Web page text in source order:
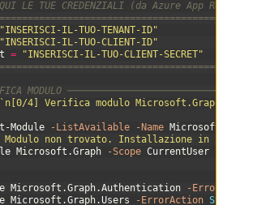
QUI LE TUE CREDENZIALI (da Azure App
"INSERISCI-IL-TUO-TENANT-ID"
"INSERISCI-IL-TUO-CLIENT-ID"
=
"INSERISCI-IL-TUO-CLIENT-SECRET"
MODULO
4] Verifica modulo Microsoft.Graph..."
Module -ListAvailable -Name Microsoft
Modulo non trovato. Installazione in
Microsoft .Graph -Scope CurrentUser
Microsoft .Graph.Authentication
-
Microsoft .Graph.Users -ErrorAction Stop